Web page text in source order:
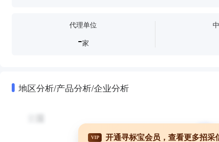
代理单位
-家
地区分析/产品分析/企业分析
VIP 开通寻标宝会员，查看更多招采